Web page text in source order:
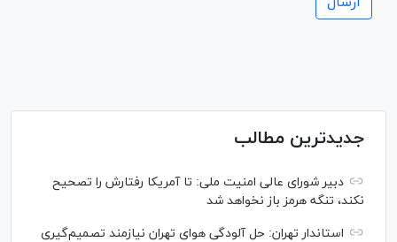
جدیدترین مطالب
دبیر شورای عالی امنیت ملی: تا آمریکا رفتارش را تصحیح
نکند، تنگه هرمز باز نخواهد شد
استاندار تهران: حل آلودگی هوای تهران نیازمند تصمیم‌گیری